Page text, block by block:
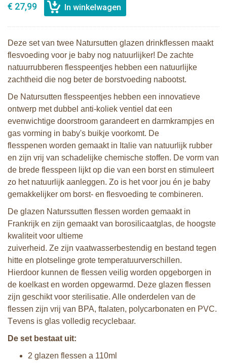
€ 27,99
Deze set van twee Natursutten glazen drinkflessen maakt
flesvoeding voor je baby nog natuurlijker! De zachte
natuurrubberen flesspeentjes hebben een natuurlijke
zachtheid die nog beter de borstvoeding nabootst.
De Natursutten flesspeentjes hebben een innovatieve
ontwerp met dubbel anti-koliek ventiel dat een
evenwichtige doorstroom garandeert en darmkrampjes en
gas vorming in baby's buikje voorkomt. De
flesspenen worden gemaakt in Italie van natuurlijk rubber
en zijn vrij van schadelijke chemische stoffen. De vorm van
de brede flesspeen lijkt op die van een borst en stimuleert
zo het natuurlijk aanleggen. Zo is het voor jou én je baby
gemakkelijker om borst- en flesvoeding te combineren.
De glazen Naturssutten flessen worden gemaakt in
Frankrijk en zijn gemaakt van borosilicaatglas, de hoogste
kwaliteit voor ultieme
zuiverheid. Ze zijn vaatwasserbestendig en bestand tegen
hitte en plotselinge grote temperatuurverschillen.
Hierdoor kunnen de flessen veilig worden opgeborgen in
de koelkast en worden opgewarmd. Deze glazen flessen
zijn geschikt voor sterilisatie. Alle onderdelen van de
flessen zijn vrij van BPA, ftalaten, polycarbonaten en PVC.
Tevens is glas volledig recyclebaar.
De set bestaat uit:
2 glazen flessen a 110ml